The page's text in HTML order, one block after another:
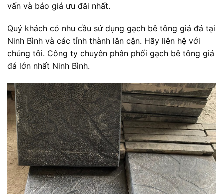
vấn và báo giá ưu đãi nhất.
Quý khách có nhu cầu sử dụng gạch bê tông giả đá tại
Ninh Bình và các tỉnh thành lân cận. Hãy liên hệ với
chúng tôi. Công ty chuyên phân phối gạch bê tông giả
đá lớn nhất Ninh Bình.